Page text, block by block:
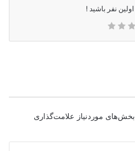
اولین نفر باشید !
بخش‌های موردنیاز علامت‌گذاری